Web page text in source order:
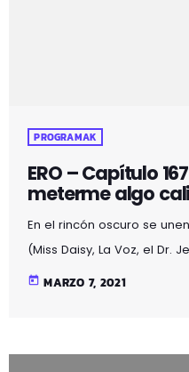
PROGRAMAK
ERO – Capítulo
meterme algo
En el rincón oscuro se
(Miss Daisy, La Voz, el Dr.
resultado mágico lleno de:
today MARZO 7, 2021